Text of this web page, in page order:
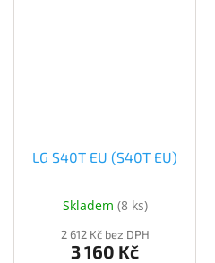
LG S40T EU (S40T EU)
Skladem (8 ks)
2 612 Kč bez DPH
3 160 Kč